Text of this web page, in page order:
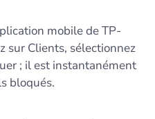
mobile de TP-
sur Clients, sélectionnez
; il est instantanément
bloqués.